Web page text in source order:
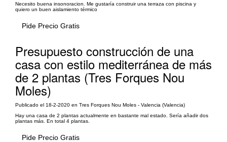
Necesito buena insonoracion. Me gustaría construir una terraza con piscina y
quiero un buen aislamiento térmico
Pide Precio Gratis
Presupuesto construcción de una
casa con estilo mediterránea de más
de 2 plantas (Tres Forques Nou
Moles)
Publicado el 18-2-2020 en Tres Forques Nou Moles - Valencia (Valencia)
Hay una casa de 2 plantas actualmente en bastante mal estado. Sería añadir dos
plantas más. En total 4 plantas.
Pide Precio Gratis